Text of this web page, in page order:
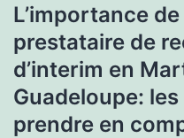
L’importance
prestataire de
d’interim en
Guadeloupe:
prendre en